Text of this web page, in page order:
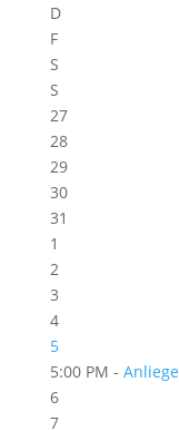
D
F
S
S
27
28
29
30
31
1
2
3
4
5
5:00 PM -
6
7